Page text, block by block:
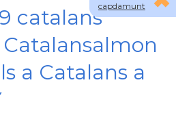
capdamunt
catalans
a Catalans a